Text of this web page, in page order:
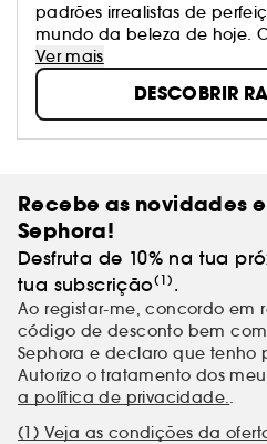
padrões irrealistas de
mundo da beleza de hoje.
são feitos para a
Arejadas e respiráveis,
também oferecem
acabamento fresco que
identidade pessoal.
Ver mais
DESCOBRIR
Recebe as novidades
Sephora!
Desfruta de 10% na tua
tua subscrição(1) .
Ao registar-me, concordo em
código de desconto bem
Sephora e declaro que tenho
Autorizo o tratamento dos
a política de privacidade..
(1) Veja as condições da